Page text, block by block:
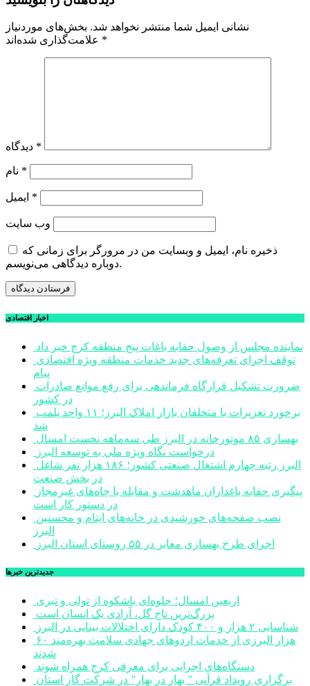
نشانی ایمیل شما منتشر نخواهد شد. بخش‌های موردنیاز
*
*
*
*
وب‌ سایت
ذخیره نام، ایمیل و وبسایت من در مرورگر برای زمانی که
دوباره دیدگاهی می‌نویسم.
اخبار اقتصادی
نماینده مجلس از وصول حقابه باغات پنج منطقه کرج خبر داد
پیام
در کشور
شد
بهسازی ۸۵ موتورخانه در البرز طی سه‌ماهه نخست امسال
درخواست نگاه ویژه ملی به توسعه البرز
در بخش صنعت
در دستور کار است
البرز
اجرای طرح بهسازی معابر در ۵۵ روستای استان البرز
جديدترين خبرها
اربعین امسال؛ جلوه‌ای باشکوه از تولی و تبری
بزرگ‌ترین تاج گل، آزادی یک انسان است
شناسایی ۲ هزار و ۴۰۰ کودک دارای اختلالات بینایی در البرز
۶۰ هزار البرزی از خدمات اردوهای جهادی سلامت بهره‌مند
شدند
دستگاه‌های اجرایی برای معرفی کرج همراه شوند